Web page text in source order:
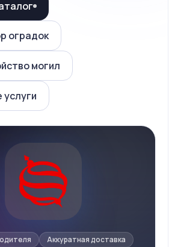
оградок
могил
Аккуратная доставка